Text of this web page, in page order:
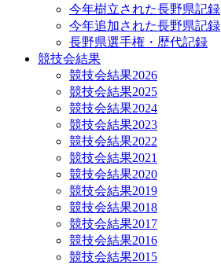
今年樹立された長野県記録
今年追加された長野県記録
長野県選手権・歴代記録
競技会結果
競技会結果2026
競技会結果2025
競技会結果2024
競技会結果2023
競技会結果2022
競技会結果2021
競技会結果2020
競技会結果2019
競技会結果2018
競技会結果2017
競技会結果2016
競技会結果2015